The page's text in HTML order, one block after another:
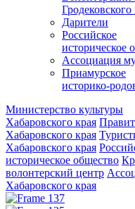
Гродековского
Дарители
Российское
историческое
Ассоциация
Приамурское
историко-
Министерство культуры
Хабаровского края
Хабаровского края
Хабаровского края
историческое общество
волонтерский центр
Хабаровского края